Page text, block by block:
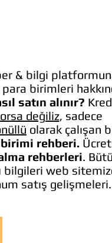
& bilgi
birimleri
satın alınır?
değiliz, sadece
olarak çalışan
rehberi.
rehberleri.
bilgileri web
satış gelişmeleri.